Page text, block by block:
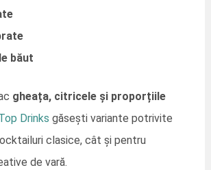
băut
gheața, citricele și proporțiile
Drinks găsești variante potrivite
clasice, cât și pentru
de vară.